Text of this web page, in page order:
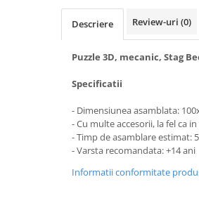
Descriere Review-uri (0)
Puzzle 3D, mecanic, Stag
Specificatii
- Dimensiunea asamblata:
- Cu multe accesorii, la fel ca
- Timp de asamblare estimat:
- Varsta recomandata: +14 ani
Informatii conformitate